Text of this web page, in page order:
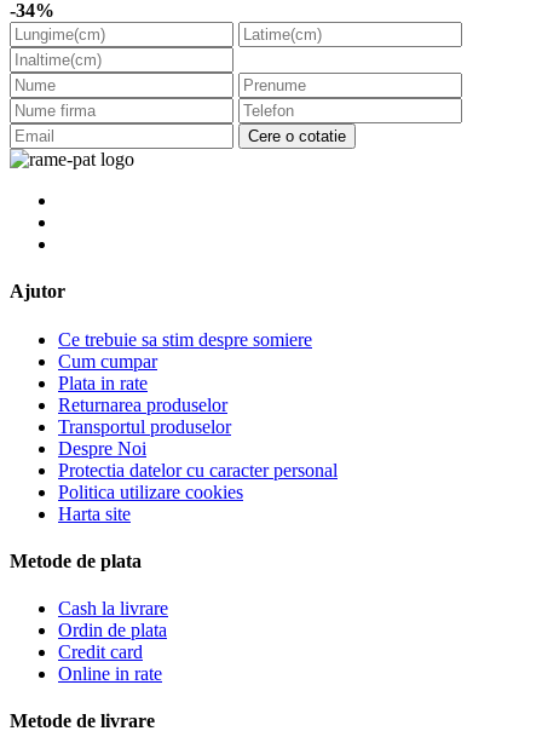
-34%
Cere o cotatie
Ajutor
Ce trebuie sa stim despre somiere
Cum cumpar
Plata in rate
Returnarea produselor
Transportul produselor
Despre Noi
Protectia datelor cu caracter personal
Politica utilizare cookies
Harta site
Metode de plata
Cash la livrare
Ordin de plata
Credit card
Online in rate
Metode de livrare